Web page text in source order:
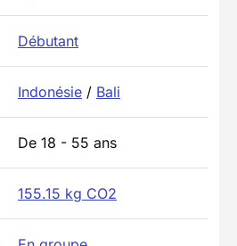
Débutant
Indonésie / Bali
De 18 - 55 ans
155.15 kg CO2